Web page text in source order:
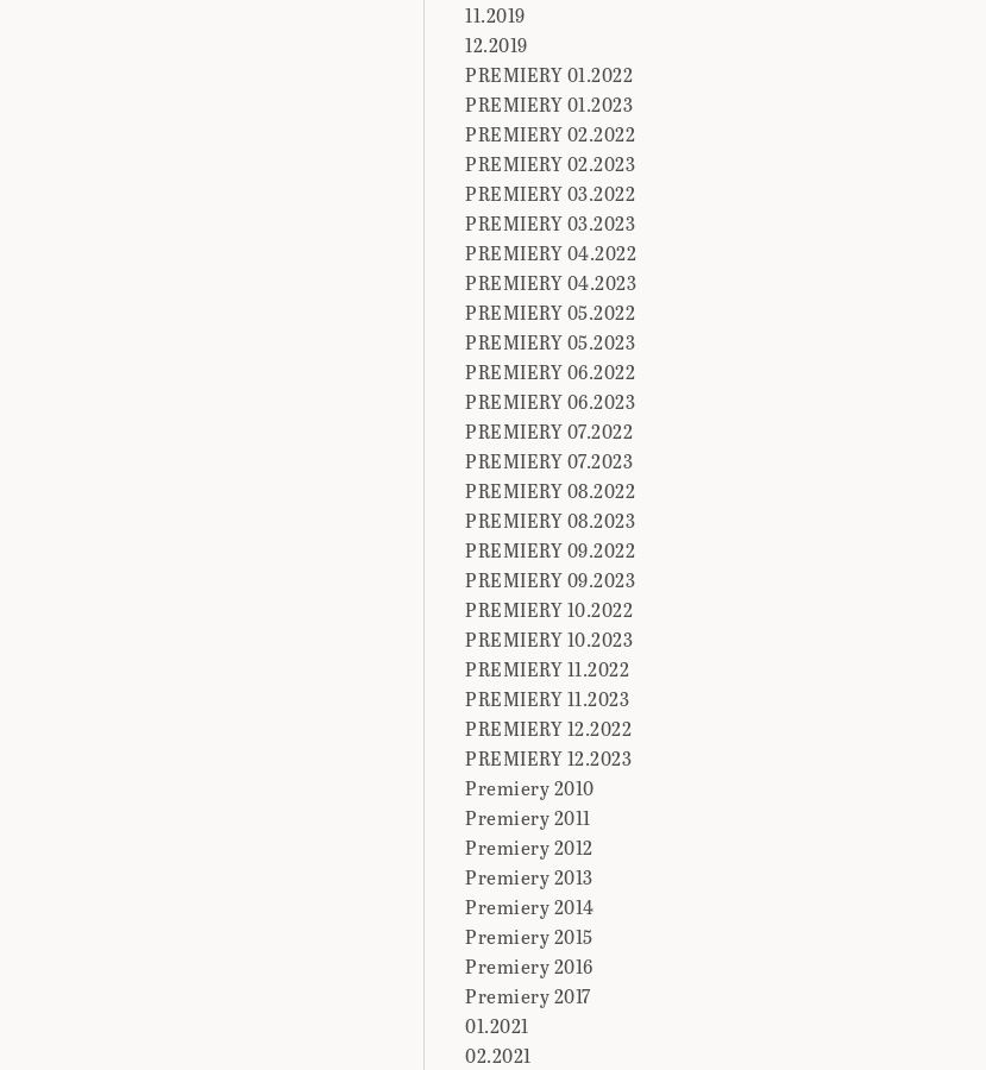
11.2019
12.2019
PREMIERY 01.2022
PREMIERY 01.2023
PREMIERY 02.2022
PREMIERY 02.2023
PREMIERY 03.2022
PREMIERY 03.2023
PREMIERY 04.2022
PREMIERY 04.2023
PREMIERY 05.2022
PREMIERY 05.2023
PREMIERY 06.2022
PREMIERY 06.2023
PREMIERY 07.2022
PREMIERY 07.2023
PREMIERY 08.2022
PREMIERY 08.2023
PREMIERY 09.2022
PREMIERY 09.2023
PREMIERY 10.2022
PREMIERY 10.2023
PREMIERY 11.2022
PREMIERY 11.2023
PREMIERY 12.2022
PREMIERY 12.2023
Premiery 2010
Premiery 2011
Premiery 2012
Premiery 2013
Premiery 2014
Premiery 2015
Premiery 2016
Premiery 2017
01.2021
02.2021